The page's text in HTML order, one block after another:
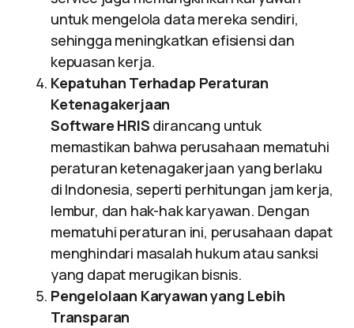
untuk mengelola data mereka sendiri,
sehingga meningkatkan efisiensi dan
kepuasan kerja.
Kepatuhan Terhadap Peraturan
Ketenagakerjaan
Software HRIS dirancang untuk
memastikan bahwa perusahaan mematuhi
peraturan ketenagakerjaan yang berlaku
di Indonesia, seperti perhitungan jam kerja,
lembur, dan hak-hak karyawan. Dengan
mematuhi peraturan ini, perusahaan dapat
menghindari masalah hukum atau sanksi
yang dapat merugikan bisnis.
Pengelolaan Karyawan yang Lebih
Transparan